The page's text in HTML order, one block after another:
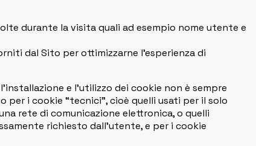
durante la visita quali ad esempio nome utente e
dal Sito per ottimizzarne l’esperienza di
e l’utilizzo dei cookie non è sempre
i cookie “tecnici”, cioè quelli usati per il solo
rete di comunicazione elettronica, o quelli
richiesto dall’utente, e per i cookie